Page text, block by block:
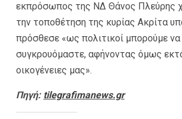
εκπρόσωπος της ΝΔ Θάνος Πλεύρης
την τοποθέτηση της κυρίας Ακρίτα
πρόσθεσε «ως πολιτικοί μπορούμε να
συγκρουόμαστε, αφήνοντας όμως
οικογένειες μας».
Πηγή: tilegrafimanews.gr